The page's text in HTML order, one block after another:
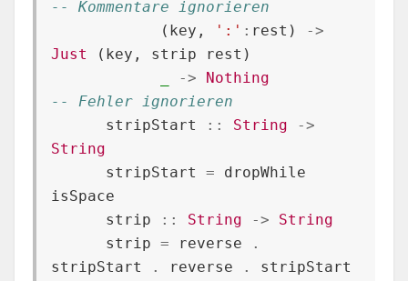
-- Kommentare ignorieren
( key , ':' : rest )
->
Just
( key , strip rest )
->
Nothing
-- Fehler ignorieren
stripStart
:: String
->
String
stripStart
=
dropWhile
isSpace
strip
:: String ->
String
strip = reverse
.
stripStart
. reverse . stripStart